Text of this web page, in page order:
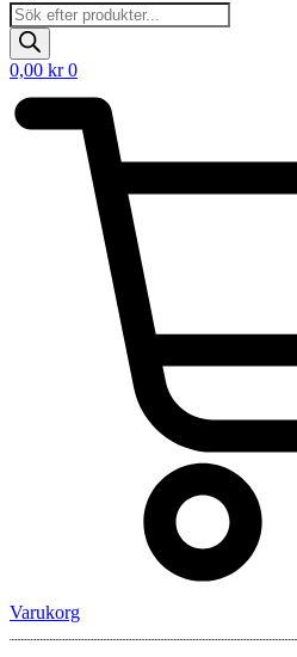
Products
search
0,00 kr 0
Varukorg